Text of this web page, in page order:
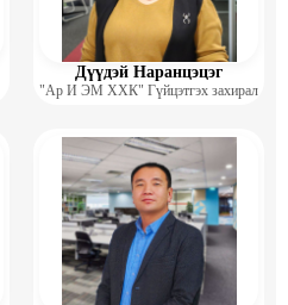
Дүүдэй Наранцэцэг
"Ар И ЭМ ХХК" Гүйцэтгэх захирал